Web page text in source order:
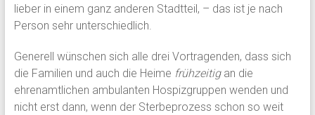
lieber in einem ganz anderen Stadtteil, – das ist je nach
Person sehr unterschiedlich.
Generell wünschen sich alle drei Vortragenden, dass sich
die Familien und auch die Heime frühzeitigan die
ehrenamtlichen ambulanten Hospizgruppen wenden und
nicht erst dann, wenn der Sterbeprozess schon so weit